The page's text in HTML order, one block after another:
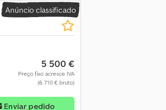
Anúncio classificado
5 500 €
Preço fixo acresce IVA
(6 710 € bruto)
Enviar pedido